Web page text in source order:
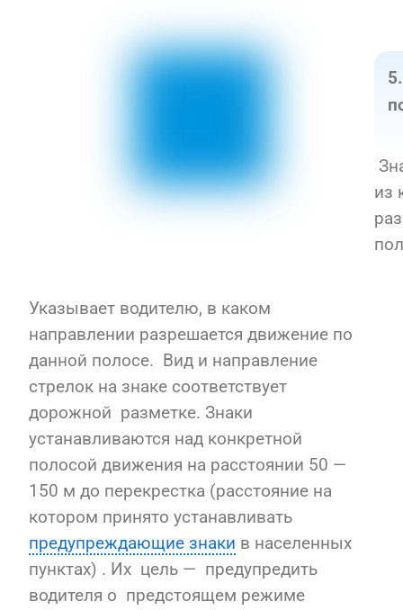
из
Указывает водителю, в каком
направлении разрешается движение по
данной полосе. Вид и направление
стрелок на знаке соответствует
дорожной разметке. Знаки
устанавливаются над конкретной
полосой движения на расстоянии 50 —
150 м до перекрестка (расстояние на
котором принято устанавливать
предупреждающие знаки в населенных
пунктах) . Их цель — предупредить
водителя о предстоящем режиме